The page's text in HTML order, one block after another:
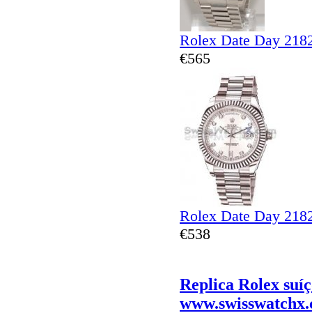
Rolex Date Day
€565
Rolex Date Day
€538
Replica Rolex